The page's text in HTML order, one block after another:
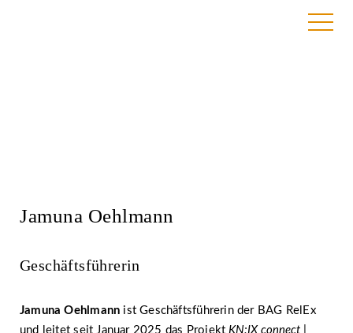
Jamuna Oehlmann
Geschäftsführerin
Jamuna Oehlmann ist Geschäftsführerin der BAG RelEx
und leitet seit Januar 2025 das ProjektKN:IX connect |